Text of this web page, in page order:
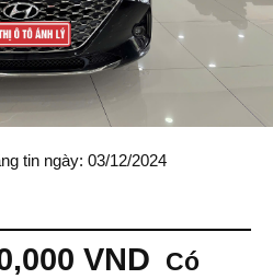
tin ngày: 03/12/2024
VND
Có